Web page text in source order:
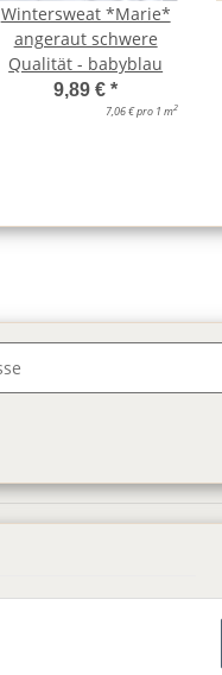
Wintersweat *Marie*
angeraut schwere
Qualität - babyblau
9,89 €*
7,06 € pro 1 m2